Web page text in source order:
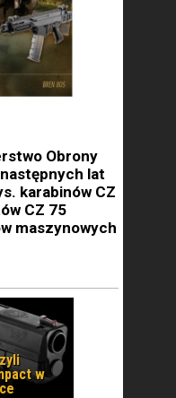
Obrony
lat
karabinów CZ
CZ 75
maszynowych
w